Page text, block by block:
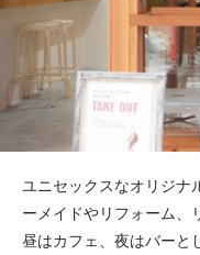
ユニセックスなオリジナ
ーメイドやリフォーム、
昼はカフェ、夜はバーと